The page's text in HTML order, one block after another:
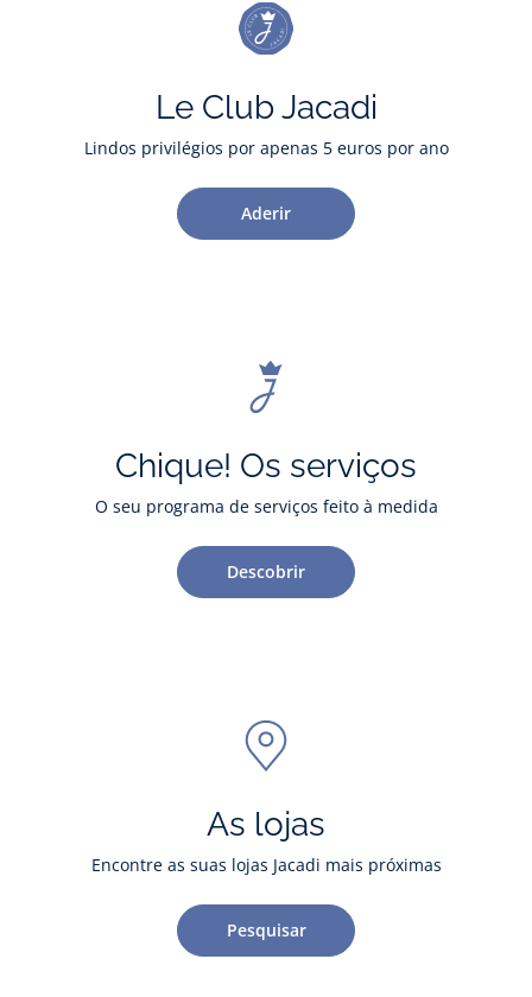
Le Club Jacadi
Lindos privilégios por apenas 5 euros por ano
Aderir
Chique! Os serviços
O seu programa de serviços feito à medida
Descobrir
As lojas
Encontre as suas lojas Jacadi mais próximas
Pesquisar